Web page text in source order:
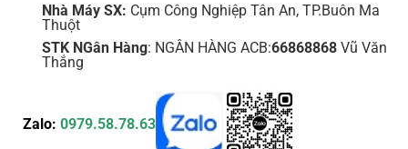
Nhà Máy SX: Cụm Công Nghiệp Tân An, TP.Buôn Ma
Thuột
STK NGân Hàng: NGÂN HÀNG ACB:66868868Vũ Văn
Thắng
Zalo: 0979.58.78.63